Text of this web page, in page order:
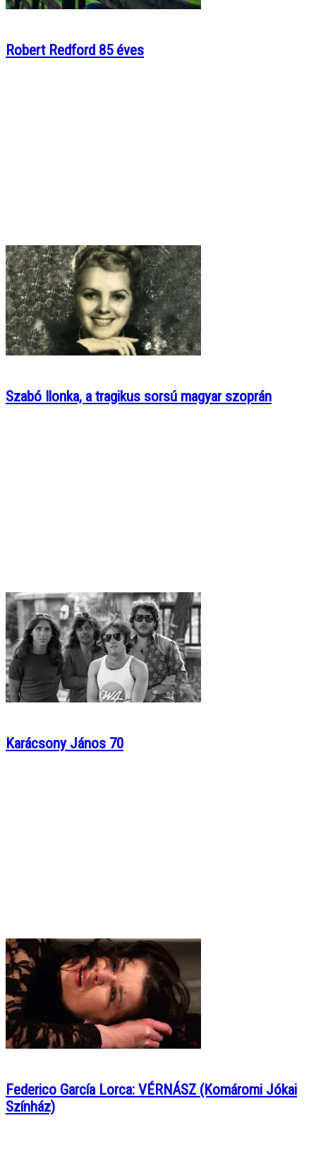
Robert Redford 85 éves
Szabó Ilonka, a tragikus sorsú magyar szoprán
Karácsony János 70
Federico García Lorca: VÉRNÁSZ (Komáromi Jókai
Színház)